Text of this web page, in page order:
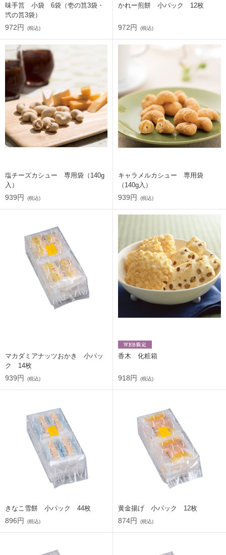
味手筥 小袋 6袋（壱の筥3袋・
弐の筥3袋）
972円 (税込)
かれー煎餅 小パック 12枚
972円 (税込)
塩チーズカシュー 専用袋（140g
入）
939円 (税込)
キャラメルカシュー 専用袋
（140g入）
939円 (税込)
マカダミアナッツおかき 小パッ
ク 14枚
939円 (税込)
香木 化粧箱
918円 (税込)
きなこ雪餅 小パック 44枚
896円 (税込)
黄金揚げ 小パック 12枚
874円 (税込)